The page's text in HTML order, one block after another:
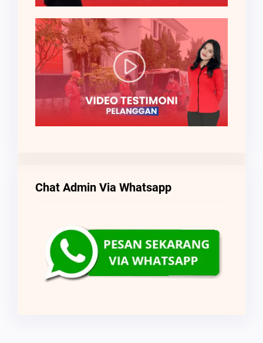
Chat Admin Via Whatsapp